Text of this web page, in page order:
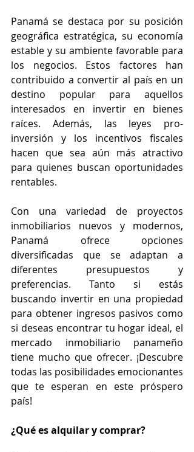
Panamá se destaca por su posición
geográfica estratégica, su economía
estable y su ambiente favorable para
los negocios. Estos factores han
contribuido a convertir al país en un
destino popular para aquellos
interesados en invertir en bienes
raíces. Además, las leyes pro-
inversión y los incentivos fiscales
hacen que sea aún más atractivo
para quienes buscan oportunidades
rentables.
Con una variedad de proyectos
inmobiliarios nuevos y modernos,
Panamá ofrece opciones
diversificadas que se adaptan a
diferentes presupuestos y
preferencias. Tanto si estás
buscando invertir en una propiedad
para obtener ingresos pasivos como
si deseas encontrar tu hogar ideal, el
mercado inmobiliario panameño
tiene mucho que ofrecer. ¡Descubre
todas las posibilidades emocionantes
que te esperan en este próspero
país!
¿Qué es alquilar y comprar?